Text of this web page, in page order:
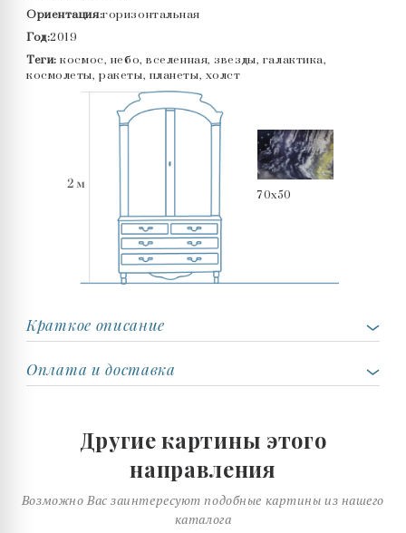
Ориентация:горизонтальная
Год:2019
Теги: космос, небо, вселенная, звезды, галактика,
космолеты, ракеты, планеты, холст
70x50
Краткое описание
Оплата и доставка
Другие картины этого
направления
Возможно Вас заинтересуют подобные картины из нашего
каталога